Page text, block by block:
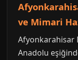
ve Mimari
Afyonkarahisar
Anadolu